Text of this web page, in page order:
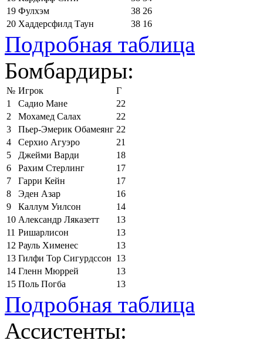
19 Фулхэм 38 26
20 Хаддерсфилд Таун 38 16
Подробная таблица
Бомбардиры:
№ Игрок
Г
1
Садио Мане
22
2
Мохамед Салах
22
3
Пьер-Эмерик Обамеянг 22
4
Серхио Агуэро
21
5
Джейми Варди
18
6
Рахим Стерлинг
17
7
Гарри Кейн
17
8
Эден Азар
16
9
Каллум Уилсон
14
10 Александр Ляказетт
13
11 Ришарлисон
13
12 Рауль Хименес
13
13 Гилфи Тор Сигурдссон 13
14 Гленн Мюррей
13
15 Поль Погба 13
Подробная таблица
Ассистенты: